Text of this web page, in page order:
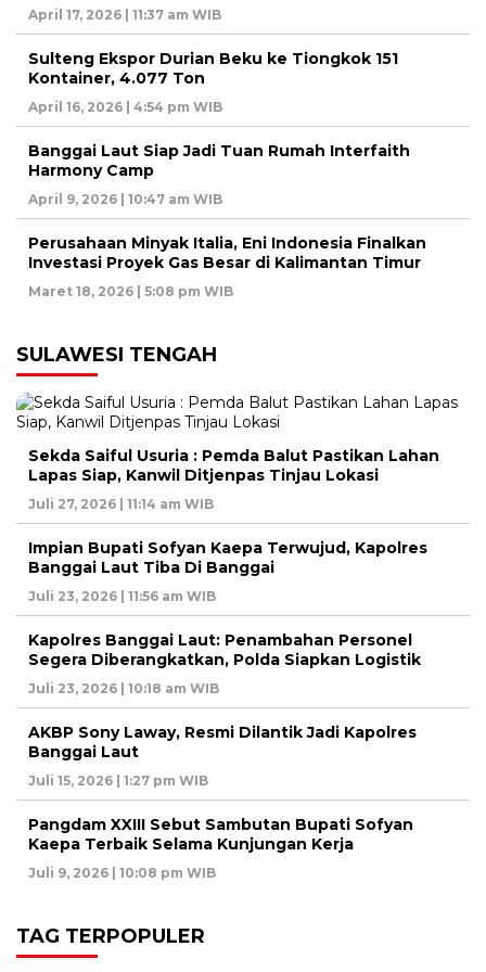
April 17, 2026 | 11:37 am WIB
Sulteng Ekspor Durian Beku ke Tiongkok 151
Kontainer, 4.077 Ton
April 16, 2026 | 4:54 pm WIB
Banggai Laut Siap Jadi Tuan Rumah Interfaith
Harmony Camp
April 9, 2026 | 10:47 am WIB
Perusahaan Minyak Italia, Eni Indonesia Finalkan
Investasi Proyek Gas Besar di Kalimantan Timur
Maret 18, 2026 | 5:08 pm WIB
SULAWESI TENGAH
Sekda Saiful Usuria : Pemda Balut Pastikan Lahan
Lapas Siap, Kanwil Ditjenpas Tinjau Lokasi
Juli 27, 2026 | 11:14 am WIB
Impian Bupati Sofyan Kaepa Terwujud, Kapolres
Banggai Laut Tiba Di Banggai
Juli 23, 2026 | 11:56 am WIB
Kapolres Banggai Laut: Penambahan Personel
Segera Diberangkatkan, Polda Siapkan Logistik
Juli 23, 2026 | 10:18 am WIB
AKBP Sony Laway, Resmi Dilantik Jadi Kapolres
Banggai Laut
Juli 15, 2026 | 1:27 pm WIB
Pangdam XXIII Sebut Sambutan Bupati Sofyan
Kaepa Terbaik Selama Kunjungan Kerja
Juli 9, 2026 | 10:08 pm WIB
TAG TERPOPULER